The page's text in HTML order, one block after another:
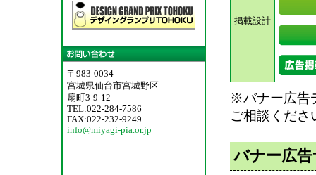
〒983-0034
宮城県仙台市宮城野区
扇町3-9-12
TEL:022-284-7586
FAX:022-232-9249
info@miyagi-pia.or.jp
掲載設計
※バナー広告
ご相談くださ
バナー広